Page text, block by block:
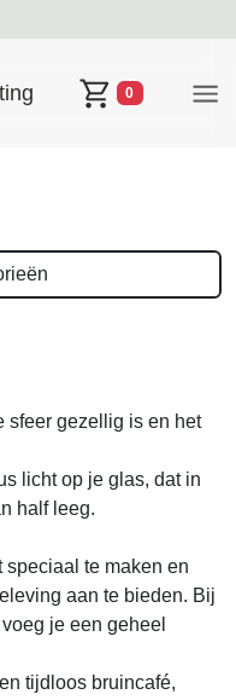
Winkelwagen
0
sfeer gezellig is en het
licht op je glas, dat in
half leeg.
speciaal te maken en
aan te bieden. Bij
je een geheel
tijdloos bruincafé,